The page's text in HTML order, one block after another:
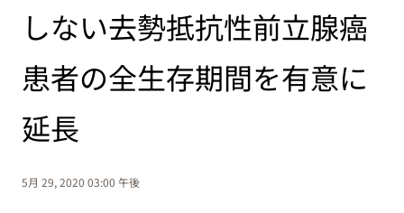
しない去勢抵抗性前立腺癌
患者の全生存期間を有意に
延長
5月 29, 2020 03:00 午後